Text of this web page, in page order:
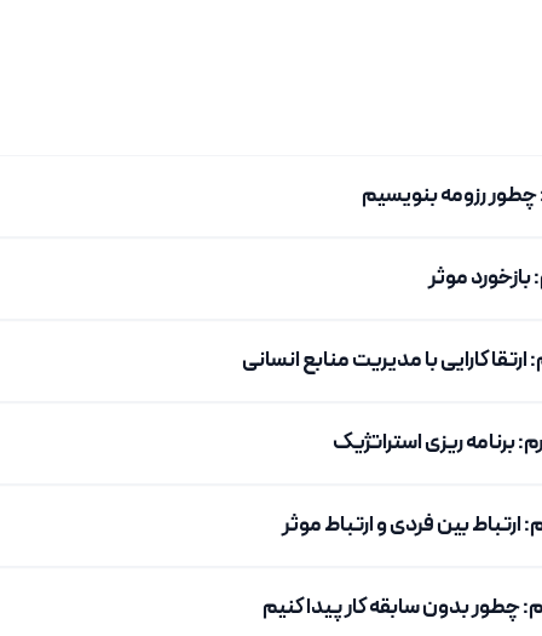
رزومه بنویسیم
موثر
کارایی با مدیریت منابع انسانی
برنامه ریزی استراتژیک
بین فردی و ارتباط موثر
بدون سابقه کار پیدا کنیم